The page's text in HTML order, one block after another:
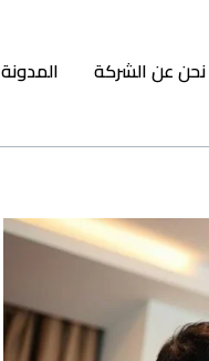
عن الشركة المدونة